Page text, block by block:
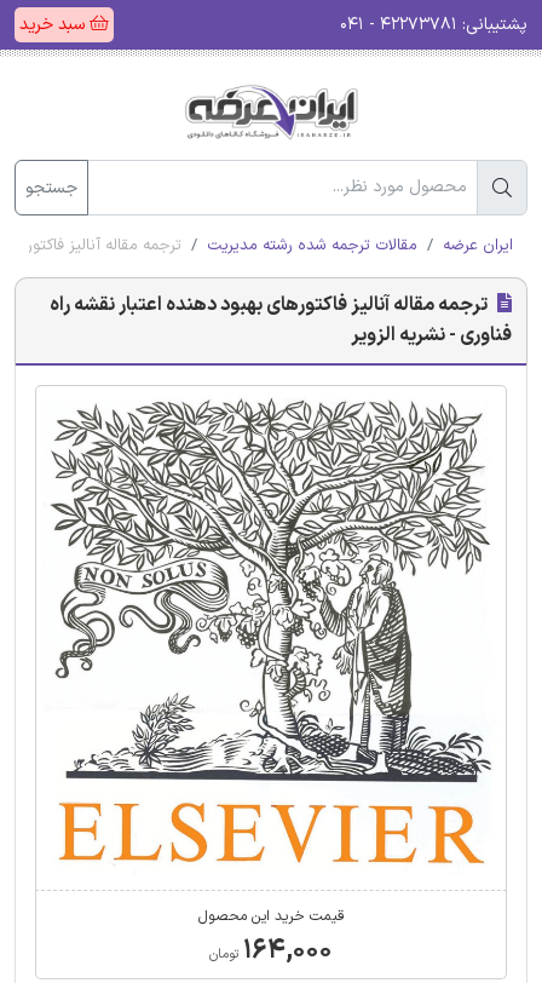
پشتیبانی: سبد خرید
جستجو
ایران عرضه مقالات ترجمه شده رشته مدیریت ترجمه مقاله آنالیز
ترجمه مقاله آنالیز فاکتورهای بهبود دهنده اعتبار نقشه راه
فناوری - نشریه الزویر
قیمت خرید این محصول
۱۶۴,۰۰۰ تومان